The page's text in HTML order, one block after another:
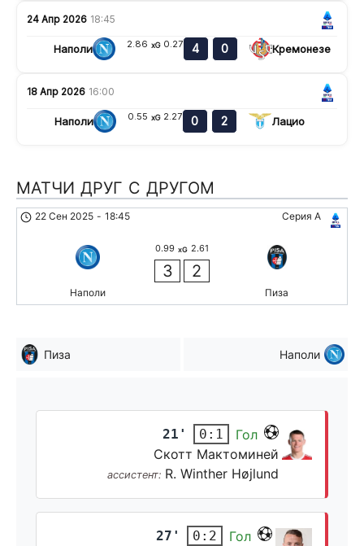
24 Апр 2026 18:45
Наполи 2.86 xG 0.27 4 0 Кремонезе
18 Апр 2026 16:00
Наполи 0.55 xG 2.27 0 2 Лацио
МАТЧИ ДРУГ С ДРУГОМ
Серия А
22 Сен 2025 - 18:45
Наполи
0.99 xG 2.61
3 2
Пиза
Пиза Наполи
21' 0:1
Гол
Скотт Мактоминей
ассистент: R. Winther Højlund
27' 0:2 Гол